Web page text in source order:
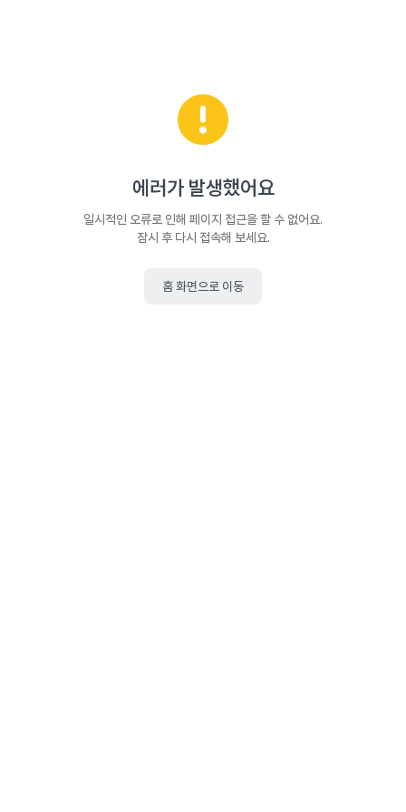
에러가 발생했어요
일시적인 오류로 인해 페이지 접근을 할 수 없어요.
잠시 후 다시 접속해 보세요.
홈 화면으로 이동